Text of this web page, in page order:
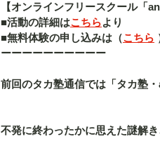
【オンラインフリースクール「
■活動の詳細はこちらより
■無料体験の申し込みは（こちら
ーーーーーーーーーー
前回のタカ塾通信では「タカ塾
不発に終わったかに思えた謎解き